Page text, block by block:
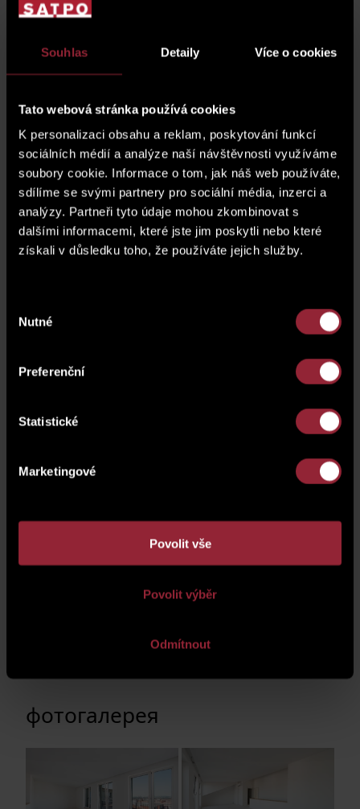
Souhlas Detaily Více o cookies
Tato webová stránka používá cookies
K personalizaci obsahu a reklam, poskytování funkcí
sociálních médií a analýze naší návštěvnosti využíváme
soubory cookie. Informace o tom, jak náš web používáte,
sdílíme se svými partnery pro sociální média, inzerci a
analýzy. Partneři tyto údaje mohou zkombinovat s
dalšími informacemi, které jste jim poskytli nebo které
získali v důsledku toho, že používáte jejich služby.
souhlasu
Nutné
Preferenční
Statistické
Marketingové
Povolit vše
Povolit výběr
Odmítnout
Перегородки, колонны и шахты
общая площадь 140.2 m
06 балкон 2.5 m 2
12 терраса 18.4 m2
план этажа
фотогалерея